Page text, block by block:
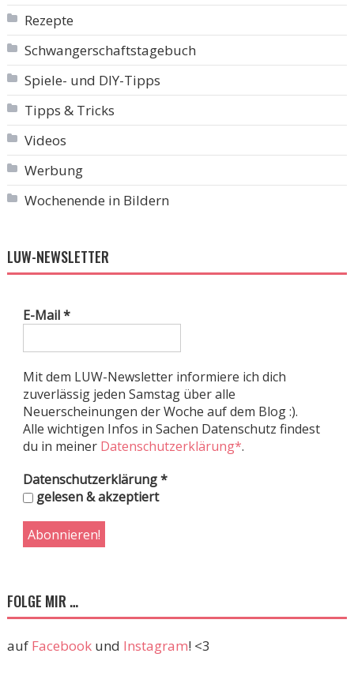
Rezepte
Schwangerschaftstagebuch
Spiele- und DIY-Tipps
Tipps & Tricks
Videos
Werbung
Wochenende in Bildern
LUW-NEWSLETTER
E-Mail*
Mit dem LUW-Newsletter informiere ich dich
zuverlässig jeden Samstag über alle
Neuerscheinungen der Woche auf dem Blog :).
Alle wichtigen Infos in Sachen Datenschutz findest
du in meiner Datenschutzerklärung*.
Datenschutzerklärung*
gelesen & akzeptiert
FOLGE MIR …
auf Facebookund Instagram! <3